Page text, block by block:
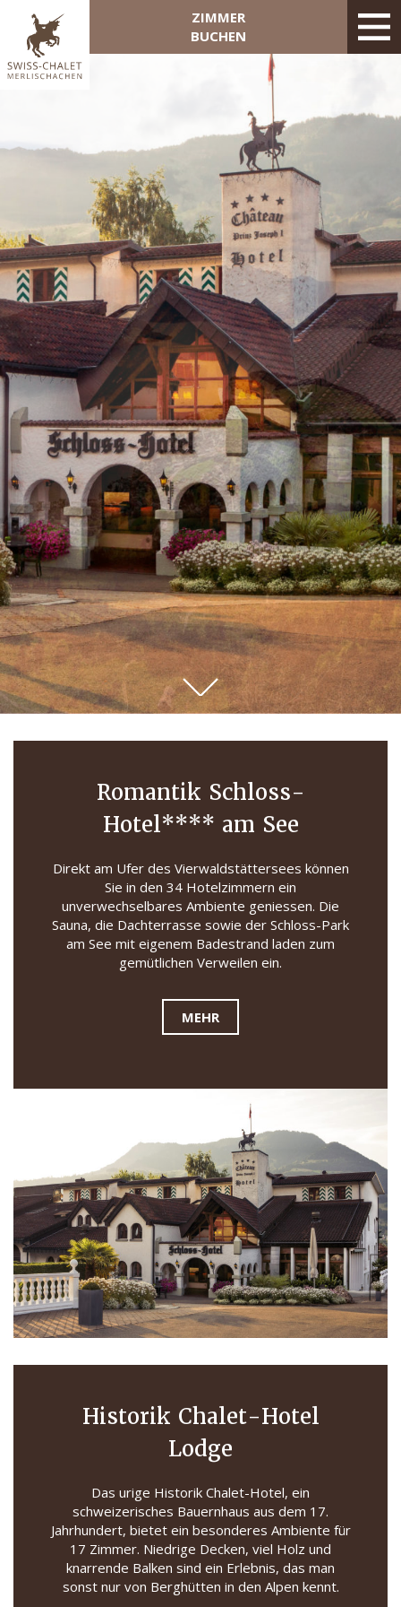
ZIMMER
BUCHEN
Romantik Schloss-
Hotel**** am See
Direkt am Ufer des Vierwaldstättersees können
Sie in den 34 Hotelzimmern ein
unverwechselbares Ambiente geniessen. Die
Sauna, die Dachterrasse sowie der Schloss-Park
am See mit eigenem Badestrand laden zum
gemütlichen Verweilen ein.
MEHR
Historik Chalet-Hotel
Lodge
Das urige Historik Chalet-Hotel, ein
schweizerisches Bauernhaus aus dem 17.
Jahrhundert, bietet ein besonderes Ambiente für
17 Zimmer. Niedrige Decken, viel Holz und
knarrende Balken sind ein Erlebnis, das man
sonst nur von Berghütten in den Alpen kennt.